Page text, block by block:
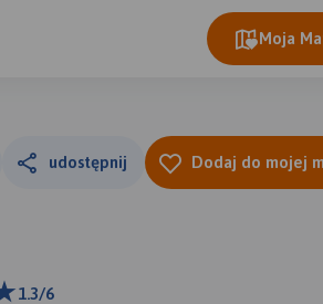
Moja
udostępnij Dodaj do mojej
1.3/6